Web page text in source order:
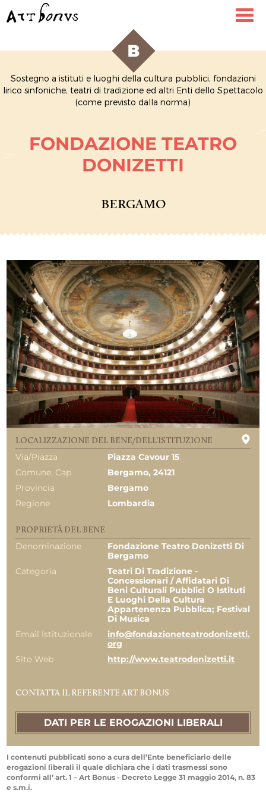
Sostegno a istituti e luoghi della cultura pubblici, fondazioni
lirico sinfoniche, teatri di tradizione ed altri Enti dello Spettacolo
(come previsto dalla norma)
FONDAZIONE TEATRO
DONIZETTI
BERGAMO
LOCALIZZAZIONE DEL BENE/DELL'ISTITUZIONE
Via/Piazza
Piazza Cavour 15
Comune, Cap
Bergamo, 24121
Provincia
Bergamo
Regione
Lombardia
PROPRIETÀ DEL BENE
Denominazione
Fondazione Teatro Donizetti Di
Bergamo
Categoria
Teatri Di Tradizione -
Concessionari / Affidatari Di
Beni Culturali Pubblici O Istituti
E Luoghi Della Cultura
Appartenenza Pubblica; Festival
Di Musica
Email Istituzionale
info@fondazioneteatrodonizetti.
org
Sito Web
http://www.teatrodonizetti.it
CONTATTA IL REFERENTE ART BONUS
DATI PER LE EROGAZIONI LIBERALI
I contenuti pubblicati sono a cura dell’Ente beneficiario delle
erogazioni liberali il quale dichiara che i dati trasmessi sono
conformi all’ art. 1 – Art Bonus - Decreto Legge 31 maggio 2014, n. 83
e s.m.i.